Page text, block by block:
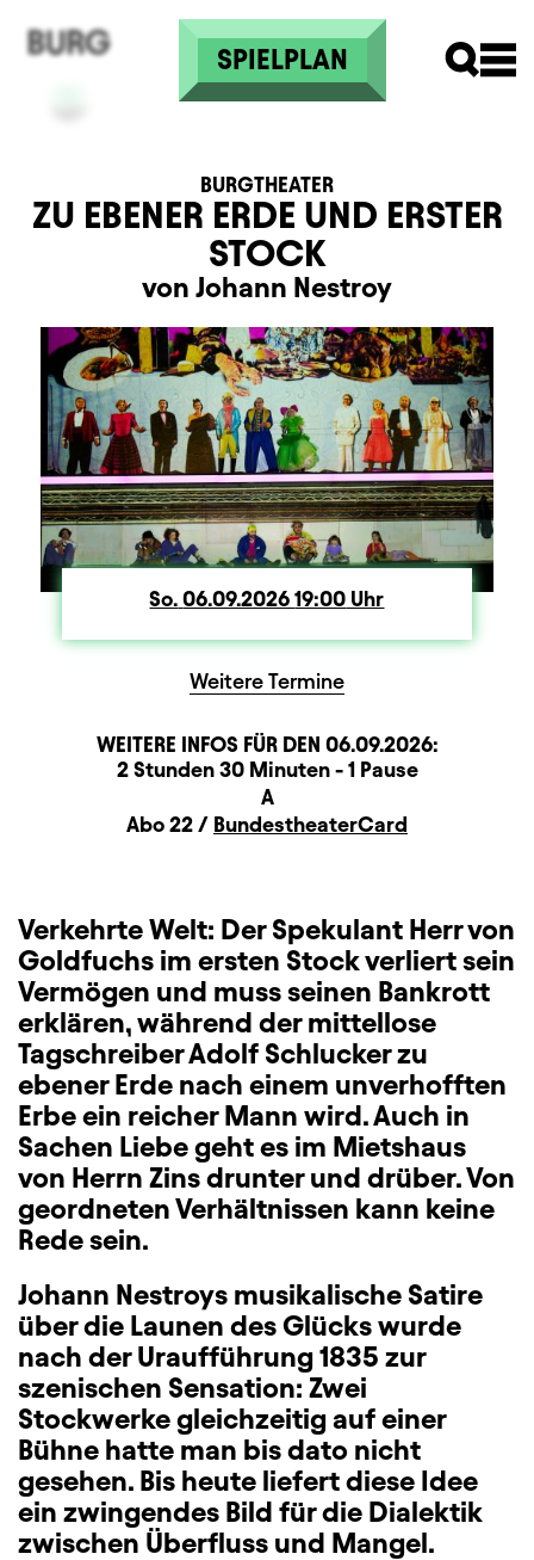
Direkt zum Inhalt
SPIELPLAN
ZU EBENER ERDE UND ERSTER
STOCK
BURGTHEATER
von Johann Nestroy
So. Sonntag
06.09.202619:00 Uhr
Weitere Termine
WEITERE INFOS FÜR DEN 06.09.2026:
BeschreibungInformation
Dauer und Pausen2 Stunden 30 Minuten - 1 Pause
A
Zusatzinformation
Abo 22 / BundestheaterCard
Verkehrte Welt: Der Spekulant Herr von
Goldfuchs im ersten Stock verliert sein
Vermögen und muss seinen Bankrott
erklären, während der mittellose
Tagschreiber Adolf Schlucker zu
ebener Erde nach einem unverhofften
Erbe ein reicher Mann wird. Auch in
Sachen Liebe geht es im Mietshaus
von Herrn Zins drunter und drüber. Von
geordneten Verhältnissen kann keine
Rede sein.
Johann Nestroys musikalische Satire
über die Launen des Glücks wurde
nach der Uraufführung 1835 zur
szenischen Sensation: Zwei
Stockwerke gleichzeitig auf einer
Bühne hatte man bis dato nicht
gesehen. Bis heute liefert diese Idee
ein zwingendes Bild für die Dialektik
zwischen Überfluss und Mangel.